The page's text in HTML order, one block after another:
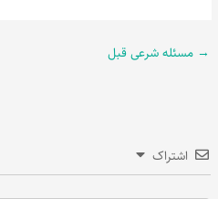
→ مسئله شرعی قبل
اشتراک